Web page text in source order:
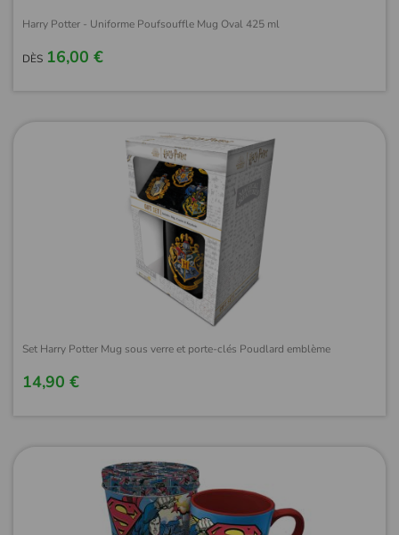
Harry Potter - Uniforme Poufsouffle Mug Oval 425 ml
DÈS 16,00 €
Set Harry Potter Mug sous verre et porte-clés Poudlard emblème
14,90 €